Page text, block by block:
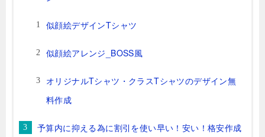
似顔絵デザインTシャツ
似顔絵アレンジ_BOSS風
オリジナルTシャツ・クラスTシャツのデザイン無
料作成
予算内に抑える為に割引を使い早い！安い！格安作成